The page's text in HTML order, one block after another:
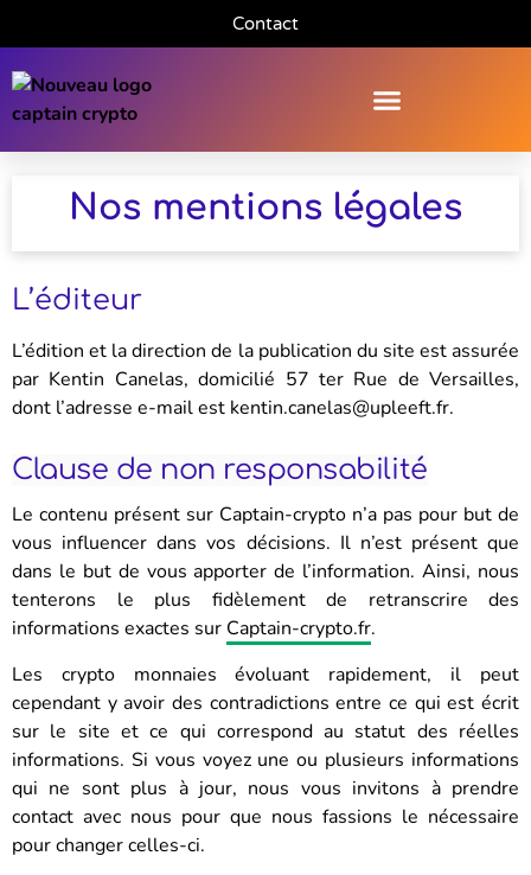
Contact
Nos mentions légales
L’éditeur
L’édition et la direction de la publication du site est assurée
par Kentin Canelas, domicilié 57 ter Rue de Versailles,
dont l’adresse e-mail est kentin.canelas@upleeft.fr.
Clause de non responsabilité
Le contenu présent sur Captain-crypto n’a pas pour but de
vous influencer dans vos décisions. Il n’est présent que
dans le but de vous apporter de l’information. Ainsi, nous
tenterons le plus fidèlement de retranscrire des
informations exactes sur Captain-crypto.fr.
Les crypto monnaies évoluant rapidement, il peut
cependant y avoir des contradictions entre ce qui est écrit
sur le site et ce qui correspond au statut des réelles
informations. Si vous voyez une ou plusieurs informations
qui ne sont plus à jour, nous vous invitons à prendre
contact avec nous pour que nous fassions le nécessaire
pour changer celles-ci.